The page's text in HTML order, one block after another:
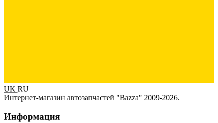
UK RU
Интернет-магазин автозапчастей "Bazza" 2009-2026.
Информация